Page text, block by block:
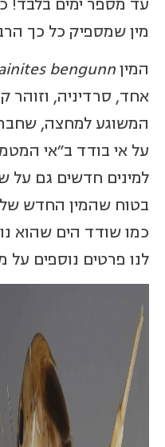
עד מספר ימים בלבד!
מין שמספיק כל כך
המיןbengunn
אחד, סרדיניה, וזוהר
המשוגע למחצה,
על אי בודד ב"אי
למינים חדשים גם על
בטוח שהמין החדש
כמו שודד הים שהוא
לנו פרטים נוספים על